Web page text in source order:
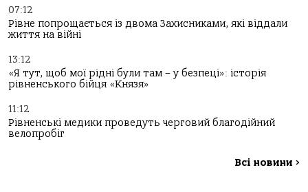
07:12
Рівне попрощається із двома Захисниками, які віддали
життя на війні
13:12
«Я тут, щоб мої рідні були там – у безпеці»: історія
рівненського бійця «Князя»
11:12
Рівненські медики проведуть черговий благодійний
велопробіг
Всі новини >